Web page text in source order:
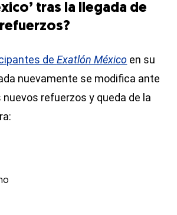
tras la llegada de
deExatlón México en su
nuevamente se modifica ante
nuevos refuerzos y queda de la